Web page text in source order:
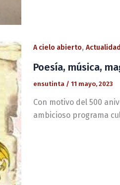
A cielo abierto, Actualidad
Poesía, música,
ensutinta / 11 mayo, 2023
Con motivo del 500
ambicioso programa